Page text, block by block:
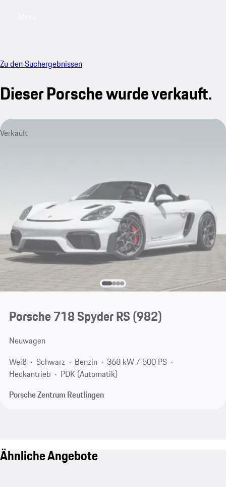
Zu den Suchergebnissen
Dieser Porsche wurde verkauft.
Verkauft
Porsche 718 Spyder RS(982)
Neuwagen
Weiß
Schwarz Benzin
368 kW / 500 PS
Heckantrieb
PDK (Automatik)
Porsche Zentrum Reutlingen
Ähnliche Angebote